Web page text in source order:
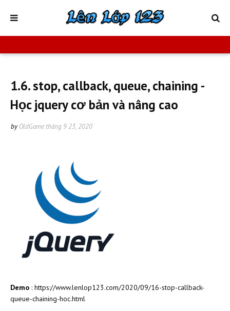
1.6. stop, callback, queue, chaining -
Học jquery cơ bản và nâng cao
by OldGame tháng 9 23, 2020
Demo : https://www.lenlop123.com/2020/09/16-stop-callback-
queue-chaining-hoc.html